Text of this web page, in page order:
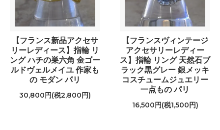
【フランス新品アクセサ
リーレディース】指輪 リ
ング ハチの巣六角 金ゴー
ルドヴェルメイユ 作家も
の モダン パリ
30,800円(税2,800円)
【フランスヴィンテージ
アクセサリーレディー
ス】指輪 リング 天然石ブ
ラック黒グレー 銀メッキ
コスチュームジュエリー
一点もの パリ
16,500円(税1,500円)